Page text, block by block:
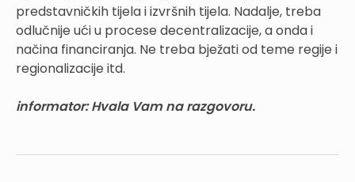
predstavničkih tijela i izvršnih tijela. Nadalje, treba
odlučnije ući u procese decentralizacije, a onda i
načina financiranja. Ne treba bježati od teme regije i
regionalizacije itd.
informator: Hvala Vam na razgovoru.